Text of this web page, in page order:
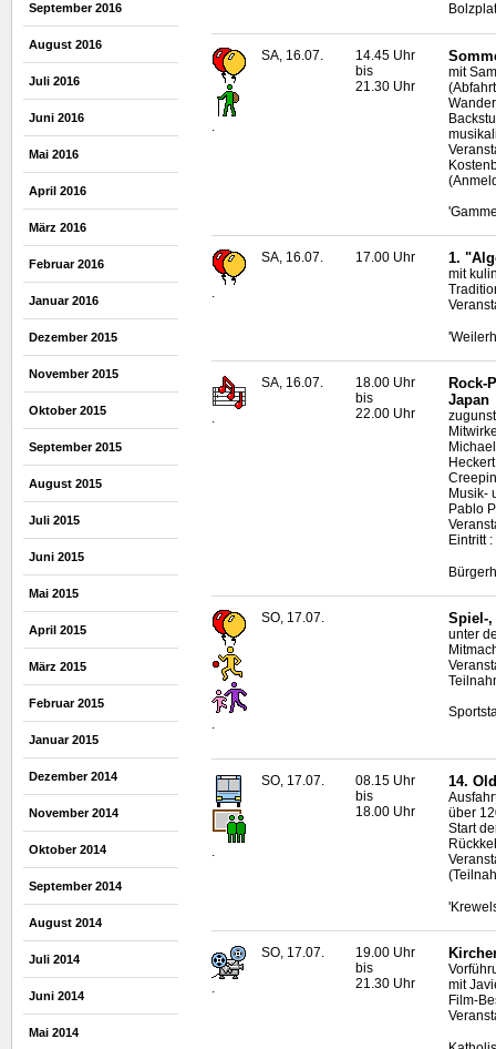
September 2016
August 2016
Juli 2016
Juni 2016
Mai 2016
April 2016
März 2016
Februar 2016
Januar 2016
Dezember 2015
November 2015
Oktober 2015
September 2015
August 2015
Juli 2015
Juni 2015
Mai 2015
April 2015
März 2015
Februar 2015
Januar 2015
Dezember 2014
November 2014
Oktober 2014
September 2014
August 2014
Juli 2014
Juni 2014
Mai 2014
SA, 16.07.
14.45 Uhr
bis
21.30 Uhr
mit
.
SA, 16.07. 17.00 Uhr 1.
mit
.
SA, 16.07.
18.00 Uhr
bis
22.00 Uhr
Rock-
Japan
Musik-
Pablo
Eintritt
.
SO, 17.07. Spiel-
unter
.
SO, 17.07.
08.15 Uhr
bis
18.00 Uhr
14.
über
Start
.
SO, 17.07.
19.00 Uhr
bis
21.30 Uhr
mit
Film-